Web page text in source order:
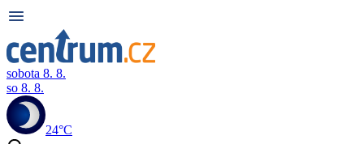
sobota 8. 8.
so 8. 8.
24°C